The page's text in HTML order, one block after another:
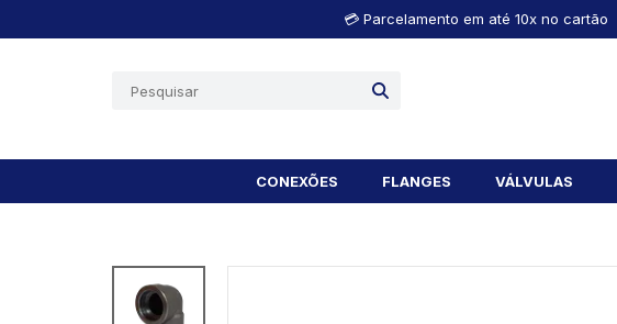
💳 Parcelamento em até 10x no cartão
CONEXÕES FLANGES VÁLVULAS